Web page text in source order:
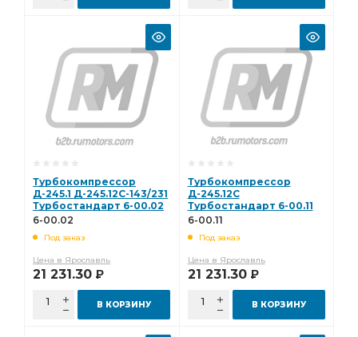
Турбокомпрессор
Д-245.1 Д-245.12С-143/231
Турбостандарт 6-00.02
6-00.02
Под заказ
Цена в Ярославль
21 231.30 Р
В КОРЗИНУ
Турбокомпрессор
Д-245.12С
Турбостандарт 6-00.11
6-00.11
Под заказ
Цена в Ярославль
21 231.30 Р
В КОРЗИНУ